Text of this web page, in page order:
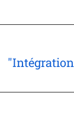
"Intégration